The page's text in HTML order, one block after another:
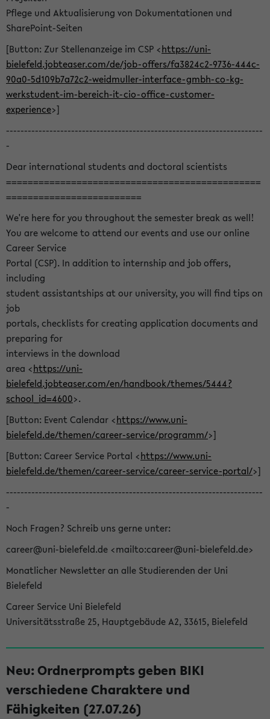
Pflege und Aktualisierung von Dokumentationen und
SharePoint-Seiten
[Button: Zur Stellenanzeige im CSP <https://uni-
bielefeld.jobteaser.com/de/job-offers/fa3824c2-9736-444c-
90a0-5d109b7a72c2-weidmuller-interface-gmbh-co-kg-
werkstudent-im-bereich-it-cio-office-customer-
experience>]
-----------------------------------------------------------------------
-
Dear international students and doctoral scientists
===============================================
=========================
We're here for you throughout the semester break as well!
You are welcome to attend our events and use our online
Career Service
Portal (CSP). In addition to internship and job offers,
including
student assistantships at our university, you will find tips on
job
portals, checklists for creating application documents and
preparing for
interviews in the download
area <https://uni-
bielefeld.jobteaser.com/en/handbook/themes/5444?
school_id=4600>.
[Button: Event Calendar <https://www.uni-
bielefeld.de/themen/career-service/programm/>]
[Button: Career Service Portal <https://www.uni-
bielefeld.de/themen/career-service/career-service-portal/>]
-----------------------------------------------------------------------
-
Noch Fragen? Schreib uns gerne unter:
career@uni-bielefeld.de <mailto:career@uni-bielefeld.de>
Monatlicher Newsletter an alle Studierenden der Uni
Bielefeld
Career Service Uni Bielefeld
Universitätsstraße 25, Hauptgebäude A2, 33615, Bielefeld
Neu: Ordnerprompts geben BIKI
verschiedene Charaktere und
Fähigkeiten (27.07.26)